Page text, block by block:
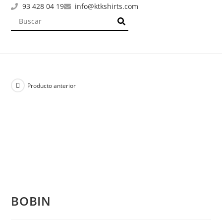
93 428 04 19 info@ktkshirts.com
Producto anterior
BOBIN